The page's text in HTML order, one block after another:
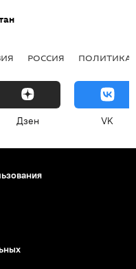
РОССИЯ ПОЛИТИКА
Дзен VK